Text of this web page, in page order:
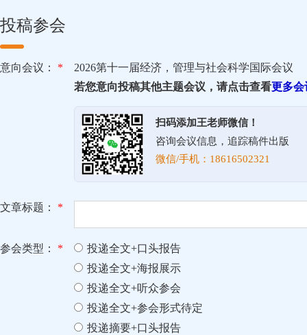
投稿参会
意向会议： *
2026第十一届经济，管理与社会科学国际会议
若您意向投稿其他主题会议，请点击查看更多会
扫码添加王老师微信！
咨询会议信息，追踪稿件出版
微信/手机：18616502321
文章标题： *
参会类型： *
投递全文+口头报告
投递全文+海报展示
投递全文+听众参会
投递全文+参会形式待定
投递摘要+口头报告